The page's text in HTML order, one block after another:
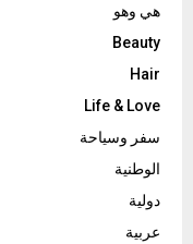
هي وهو
Beauty
Hair
Life & Love
سفر وسياحة
الوطنية
دولية
عربية